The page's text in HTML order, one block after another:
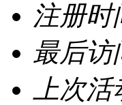
注册时
最后访
上次